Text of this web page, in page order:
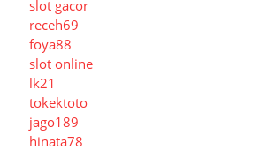
slot gacor
receh69
foya88
slot online
lk21
tokektoto
jago189
hinata78